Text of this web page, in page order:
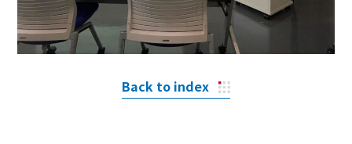
Back to index